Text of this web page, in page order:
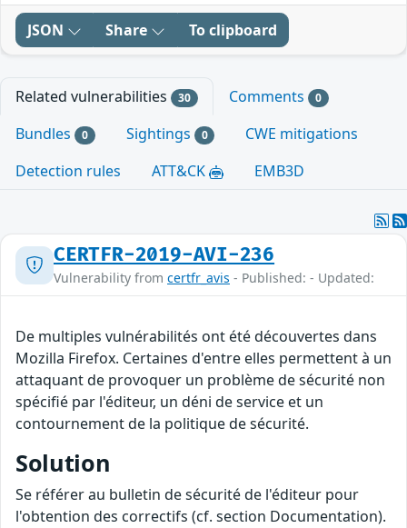
JSON Share To clipboard
Related vulnerabilities 30 Comments 0
Bundles 0 Sightings 0
CWE mitigations
Detection rules
ATT&CK EMB3D
CERTFR-2019-AVI-236
Vulnerability from certfr_avis - Published: - Updated:
De multiples vulnérabilités ont été découvertes dans
Mozilla Firefox. Certaines d'entre elles permettent à un
attaquant de provoquer un problème de sécurité non
spécifié par l'éditeur, un déni de service et un
contournement de la politique de sécurité.
Solution
Se référer au bulletin de sécurité de l'éditeur pour
l'obtention des correctifs (cf. section Documentation).